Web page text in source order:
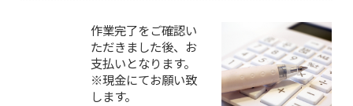
作業完了をご確認い
ただきました後、お
支払いとなります。
※現金にてお願い致
します。